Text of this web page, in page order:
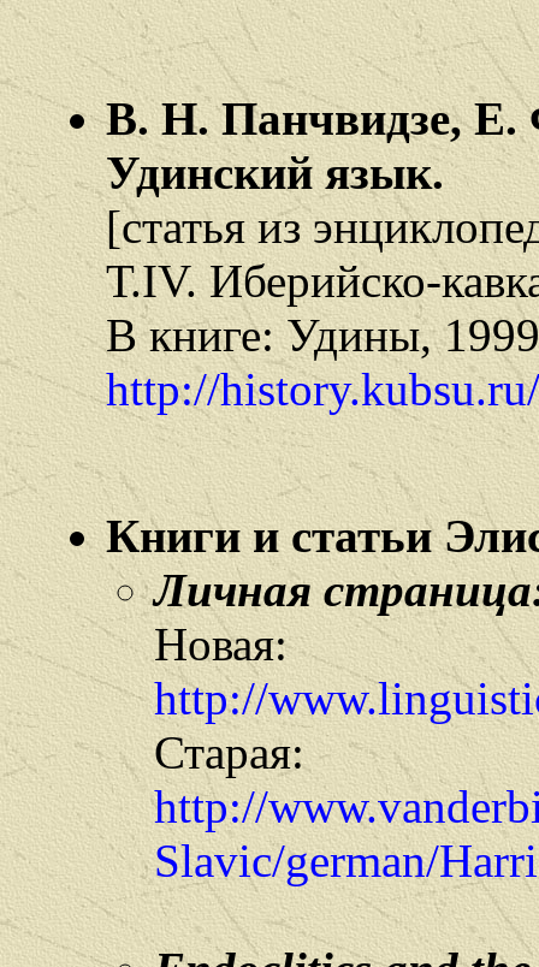
В. Н. Панчвидзе,
Удинский язык.
[статья из
Т.IV. Иберийско-
В книге: Удины,
http://
Книги и статьи
Личная
Новая:
http://
Старая:
http://
Slavic/german/